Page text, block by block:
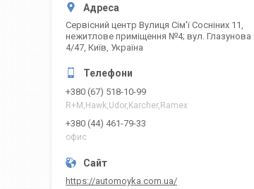
Сервісний центр Вулиця Сім'ї Сосніних 11,
нежитлове приміщення №4; вул. Глазунова
4/47, Київ, Україна
+380 (67) 518-10-99
R+M,Hawk,Udor,Karcher,Ramex
+380 (44) 461-79-33
офис
https://automoyka.com.ua/